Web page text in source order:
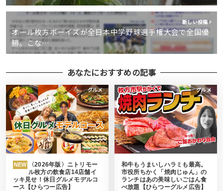
新しい投稿
オール枚方ボーイズが全日本中学野球選手権大会で全国優
勝。こな…
あなたにおすすめの記事
グルメ
NEW
〈2026年版〉ニトリモー
ル枚方の飲食店14店舗イ
ッキ見せ！休日グルメモデルコ
ース【ひらつー広告】
グルメ
和牛もうまいしハラミも最高。
市役所ちかく「焼肉じゅん」の
ランチはあの美味しいごはん食
べ放題【ひらつーグルメ広告】